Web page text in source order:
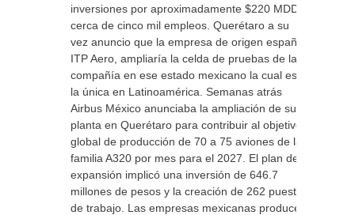
inversiones por aproximadamente $220 MDD y
cerca de cinco mil empleos. Querétaro a su
vez anuncio que la empresa de origen español
ITP Aero, ampliaría la celda de pruebas de la
compañía en ese estado mexicano la cual es
la única en Latinoamérica. Semanas atrás
Airbus México anunciaba la ampliación de su
planta en Querétaro para contribuir al objetivo
global de producción de 70 a 75 aviones de la
familia A320 por mes para el 2027. El plan de
expansión implicó una inversión de 646.7
millones de pesos y la creación de 262 puestos
de trabajo. Las empresas mexicanas producen